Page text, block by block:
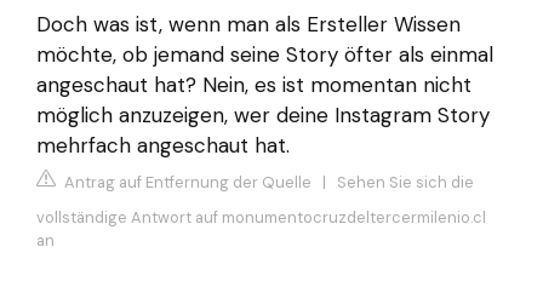
Doch was ist, wenn man als Ersteller Wissen
möchte, ob jemand seine Story öfter als einmal
angeschaut hat? Nein, es ist momentan nicht
möglich anzuzeigen, wer deine Instagram Story
mehrfach angeschaut hat.
Antrag auf Entfernung der Quelle | Sehen Sie sich die
vollständige Antwort auf monumentocruzdeltercermilenio.cl
an